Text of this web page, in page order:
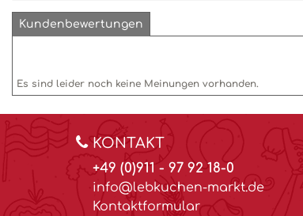
Kundenbewertungen
Es sind leider noch keine Meinungen vorhanden.
KONTAKT
+49 (0)911 - 97 92 18-0
info@lebkuchen-markt.de
Kontaktformular